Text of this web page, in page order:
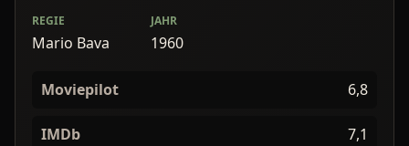
REGIE
Mario Bava
JAHR
1960
Moviepilot 6,8
IMDb 7,1